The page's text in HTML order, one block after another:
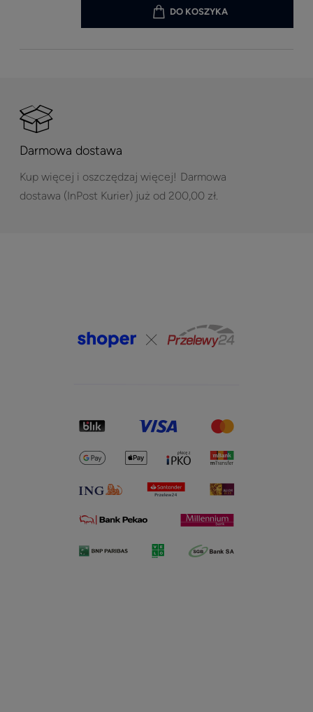
DO KOSZYKA
Darmowa dostawa
Kup więcej i oszczędzaj więcej! Darmowa
dostawa (InPost Kurier) już od 200,00 zł.